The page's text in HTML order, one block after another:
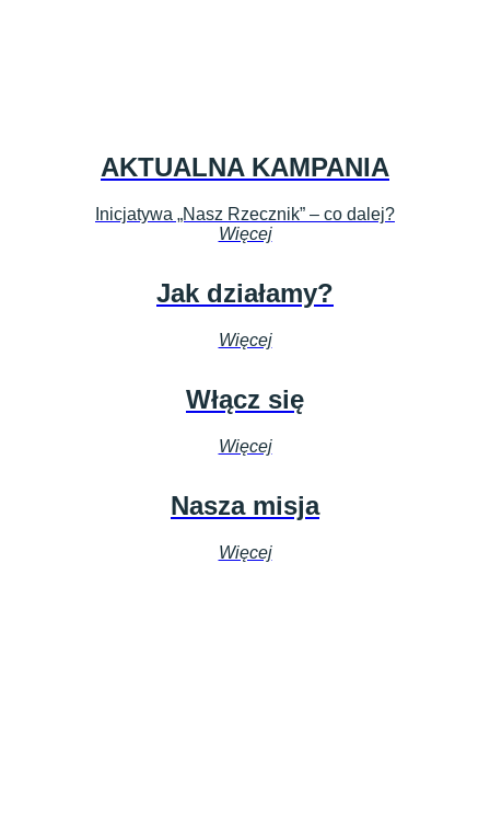
AKTUALNA KAMPANIA
Inicjatywa „Nasz Rzecznik” – co dalej?
Więcej
Jak działamy?
Więcej
Włącz się
Więcej
Nasza misja
Więcej